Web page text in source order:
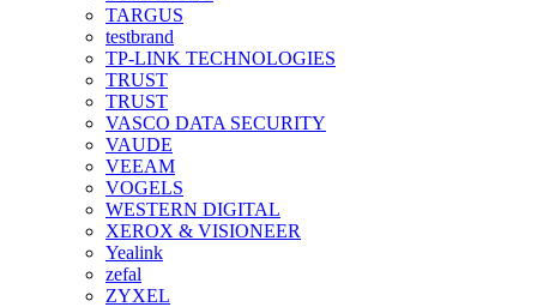
TARGUS
testbrand
TP-LINK TECHNOLOGIES
TRUST
TRUST
VASCO DATA SECURITY
VAUDE
VEEAM
VOGELS
WESTERN DIGITAL
XEROX & VISIONEER
Yealink
zefal
ZYXEL